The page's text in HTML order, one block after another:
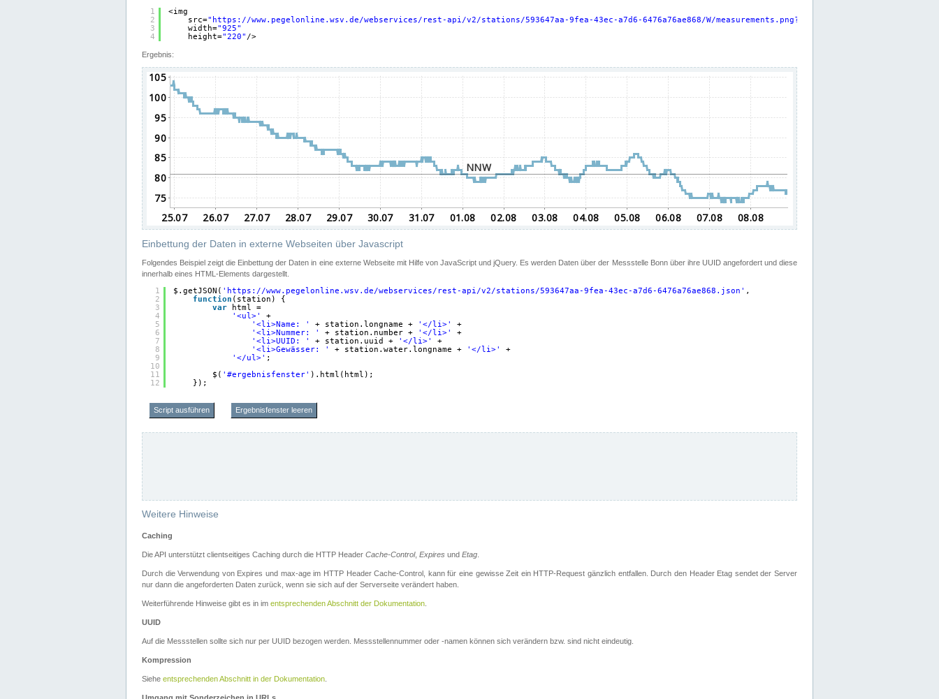
1
2
3
4
<img
src=" https://www.pegelonline.wsv.de/webservices/rest-api/v2/stations/593647aa-9fea-43ec-a7d6-6476a76ae868/W/
width="925"
height="220" />
Ergebnis:
Einbettung der Daten in externe Webseiten über Javascript
Folgendes Beispiel zeigt die Einbettung der Daten in eine externe Webseite mit Hilfe von JavaScript und jQuery. Es werden Daten über der Messstelle Bonn über ihre UUID angefordert und diese
innerhalb eines HTML-Elements dargestellt.
1
2
3
4
5
6
7
8
9
10
11
12
$.getJSON( ' https://www.pegelonline.wsv.de/webservices/rest-api/v2/stations/593647aa-9fea-43ec-a7d6-6476a76ae868.json ' ,
function (station) {
var
html =
'<ul>'
+
'<li>Name: '
+ station.longname + '</li>'
+
'<li>Nummer: '
+ station.number + '</li>'
+
'<li>UUID: '
+ station.uuid + '</li>'
+
'<li>Gewässer: '
+ station.water.longname + '</li>'
+
'</ul>' ;
$( '#ergebnisfenster' ).html(html);
});
Script ausführen Ergebnisfenster leeren
Weitere Hinweise
Caching
Die API unterstützt clientseitiges Caching durch die HTTP Header Cache-Control, Expires und Etag.
Durch die Verwendung von Expires und max-age im HTTP Header Cache-Control, kann für eine gewisse Zeit ein HTTP-Request gänzlich entfallen. Durch den Header Etag sendet der Server
nur dann die angeforderten Daten zurück, wenn sie sich auf der Serverseite verändert haben.
Weiterführende Hinweise gibt es in im entsprechenden Abschnitt der Dokumentation.
UUID
Auf die Messstellen sollte sich nur per UUID bezogen werden. Messstellennummer oder -namen können sich verändern bzw. sind nicht eindeutig.
Kompression
Siehe entsprechenden Abschnitt in der Dokumentation.